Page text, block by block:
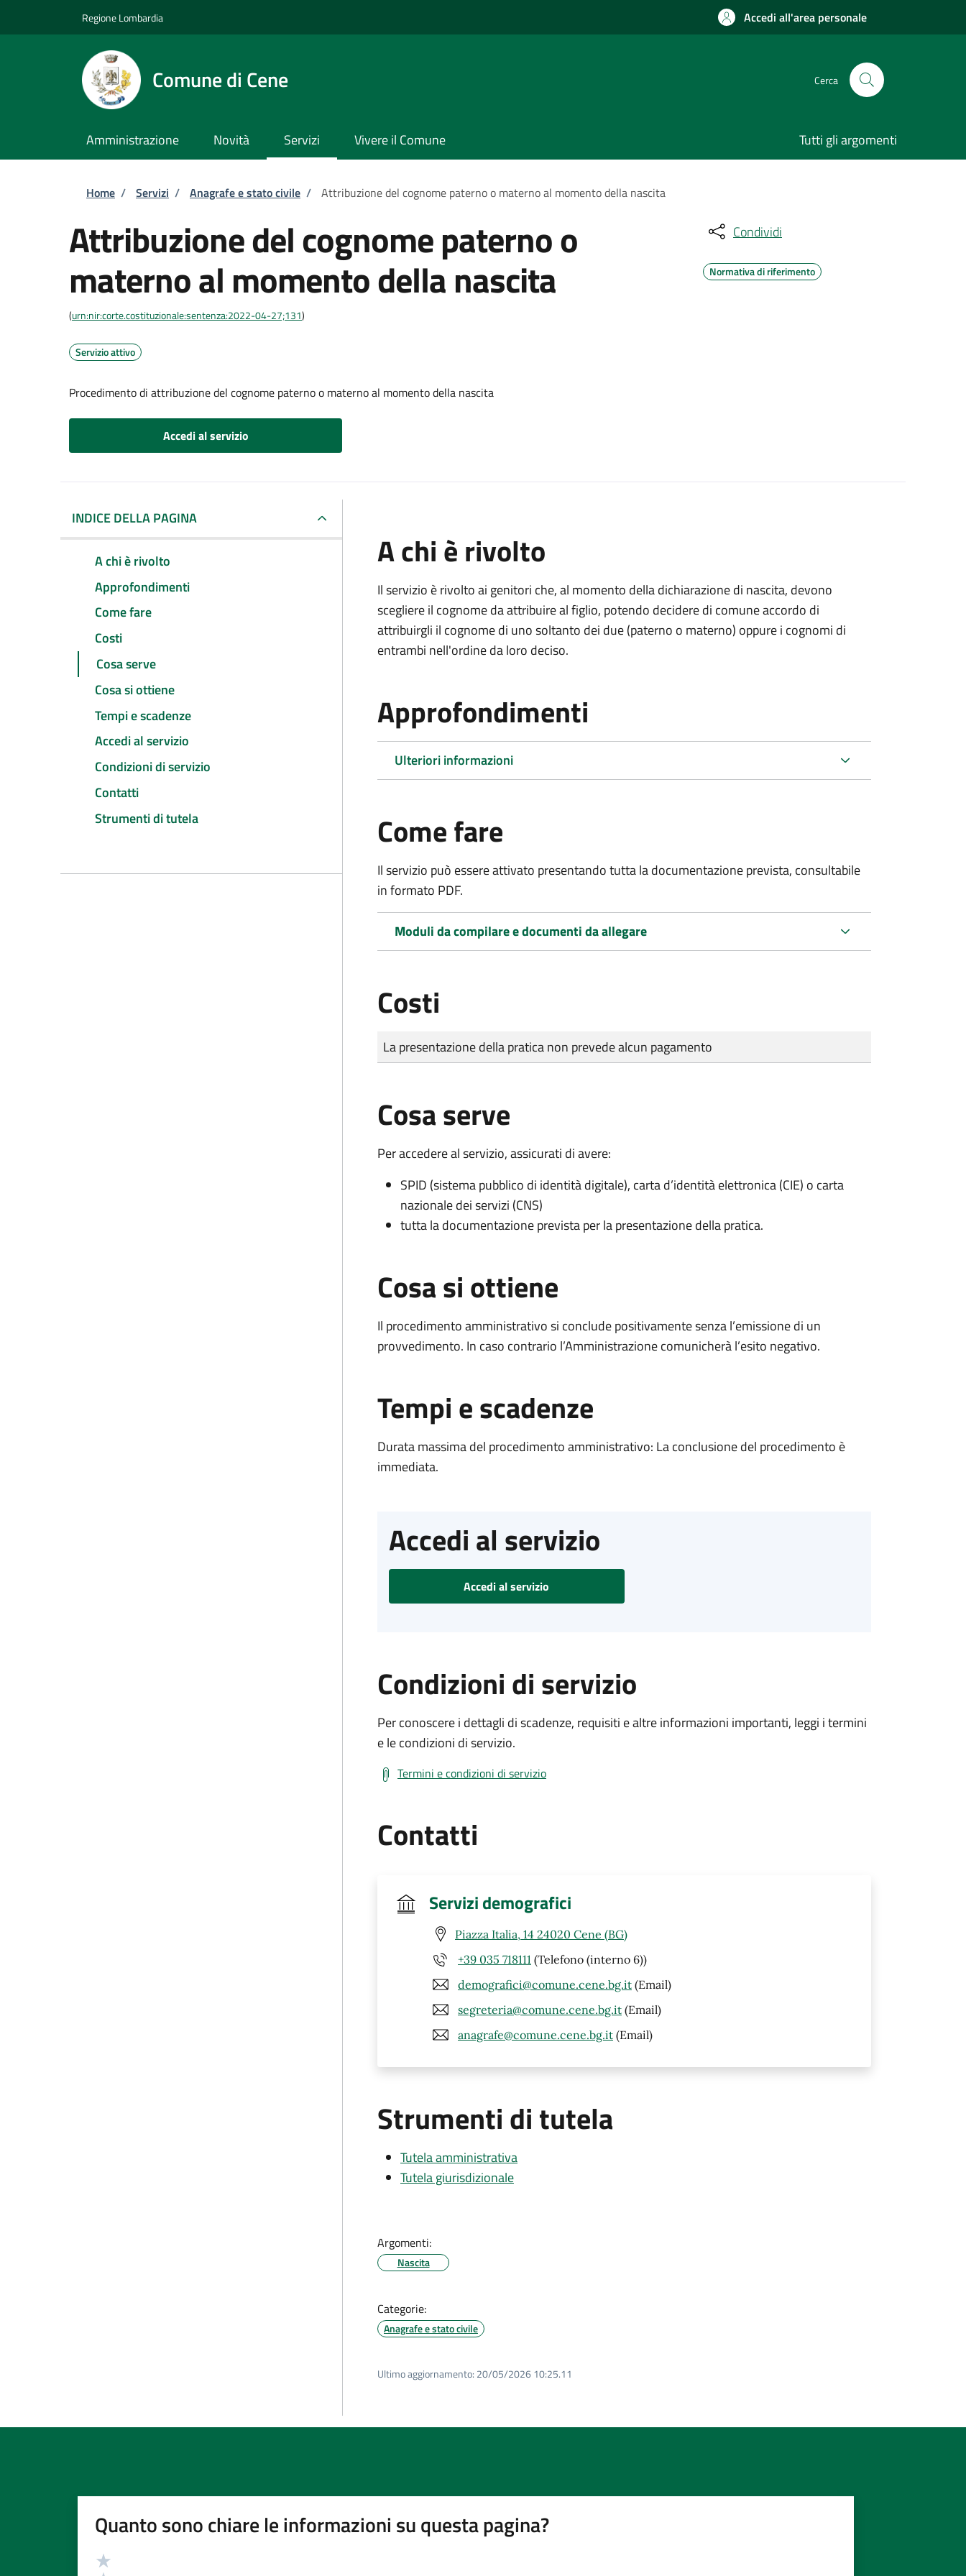
Regione Lombardia Accedi all'area personale
Comune di Cene Cerca
Amministrazione Novità Servizi Vivere il Comune Tutti gli argomenti
Briciole di pane
Home / Servizi / Anagrafe e stato civile / Attribuzione del cognome paterno o materno al momento della nascita
Attribuzione del cognome paterno o
materno al momento della nascita
(urn:nir:corte.costituzionale:sentenza:2022-04-27;131)
Servizio attivo
Procedimento di attribuzione del cognome paterno o materno al momento della nascita
Accedi al servizio
Condividi
Normativa di riferimento
INDICE DELLA PAGINA
A chi è rivolto
Approfondimenti
Come fare
Costi
Cosa serve
Cosa si ottiene
Tempi e scadenze
Accedi al servizio
Condizioni di servizio
Contatti
Strumenti di tutela
A chi è rivolto
Il servizio è rivolto ai genitori che, al momento della dichiarazione di nascita, devono
scegliere il cognome da attribuire al figlio, potendo decidere di comune accordo di
attribuirgli il cognome di uno soltanto dei due (paterno o materno) oppure i cognomi di
entrambi nell'ordine da loro deciso.
Approfondimenti
Ulteriori informazioni
Come fare
Il servizio può essere attivato presentando tutta la documentazione prevista, consultabile
in formato PDF.
Moduli da compilare e documenti da allegare
Costi
Tipo di pagamento
Importo
La presentazione della pratica non prevede alcun pagamento
Cosa serve
Per accedere al servizio, assicurati di avere:
SPID (sistema pubblico di identità digitale), carta d’identità elettronica (CIE) o carta
nazionale dei servizi (CNS)
tutta la documentazione prevista per la presentazione della pratica.
Cosa si ottiene
Il procedimento amministrativo si conclude positivamente senza l’emissione di un
provvedimento. In caso contrario l’Amministrazione comunicherà l’esito negativo.
Tempi e scadenze
Durata massima del procedimento amministrativo: La conclusione del procedimento è
immediata.
Accedi al servizio
Accedi al servizio
Condizioni di servizio
Per conoscere i dettagli di scadenze, requisiti e altre informazioni importanti, leggi i termini
e le condizioni di servizio.
Termini e condizioni di servizio
Contatti
Servizi demografici
Piazza Italia, 14 24020 Cene (BG)
+39 035 718111 (Telefono (interno 6))
demografici@comune.cene.bg.it (Email)
segreteria@comune.cene.bg.it (Email)
anagrafe@comune.cene.bg.it (Email)
Strumenti di tutela
Tutela amministrativa
Tutela giurisdizionale
Argomenti:
Nascita
Categorie:
Anagrafe e stato civile
Ultimo aggiornamento: 20/05/2026 10:25.11
Quanto sono chiare le informazioni su questa pagina?
Valutazione